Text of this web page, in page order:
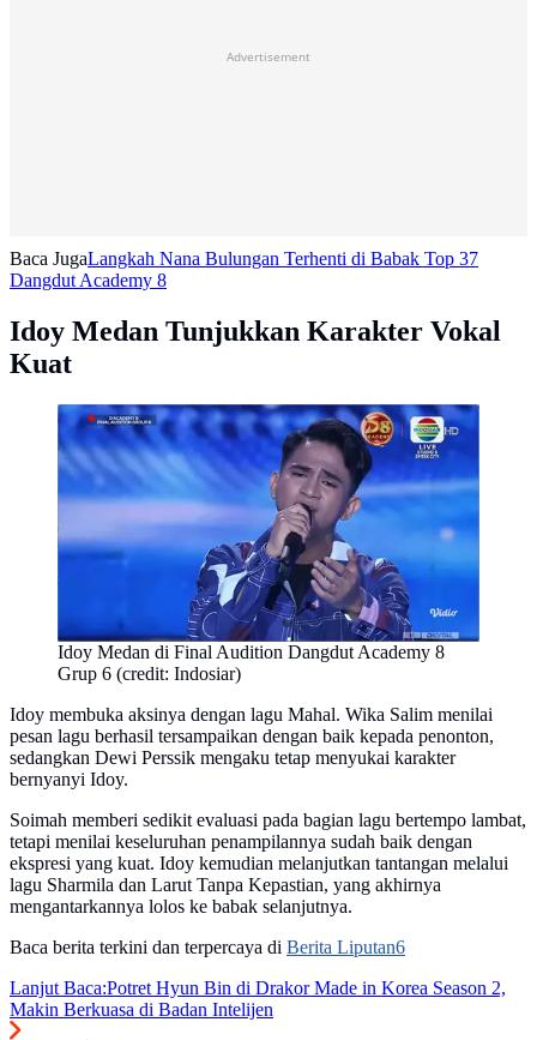
Advertisement
Baca JugaLangkah Nana Bulungan Terhenti di Babak Top 37
Dangdut Academy 8
Idoy Medan Tunjukkan Karakter Vokal
Kuat
Idoy Medan di Final Audition Dangdut Academy 8
Grup 6 (credit: Indosiar)
Idoy membuka aksinya dengan lagu Mahal. Wika Salim menilai
pesan lagu berhasil tersampaikan dengan baik kepada penonton,
sedangkan Dewi Perssik mengaku tetap menyukai karakter
bernyanyi Idoy.
Soimah memberi sedikit evaluasi pada bagian lagu bertempo lambat,
tetapi menilai keseluruhan penampilannya sudah baik dengan
ekspresi yang kuat. Idoy kemudian melanjutkan tantangan melalui
lagu Sharmila dan Larut Tanpa Kepastian, yang akhirnya
mengantarkannya lolos ke babak selanjutnya.
Baca berita terkini dan terpercaya di Berita Liputan6
Lanjut Baca:Potret Hyun Bin di Drakor Made in Korea Season 2,
Makin Berkuasa di Badan Intelijen